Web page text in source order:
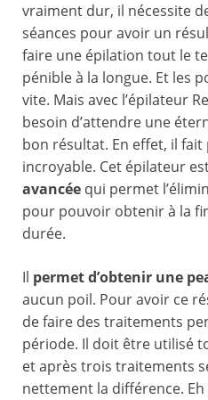
vraiment dur, il nécessite
séances pour avoir un
faire une épilation tout le
pénible à la longue. Et les
vite. Mais avec l’épilateur
besoin d’attendre une
bon résultat. En effet, il fait
incroyable. Cet épilateur
avancée qui permet
pour pouvoir obtenir à la
durée.
Il permet d’obtenir une
aucun poil. Pour avoir ce
de faire des traitements
période. Il doit être utilisé
et après trois traitements
nettement la différence.